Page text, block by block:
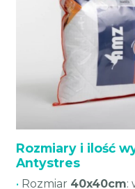
Rozmiary i ilość
Antystres
• Rozmiar 40x40cm: